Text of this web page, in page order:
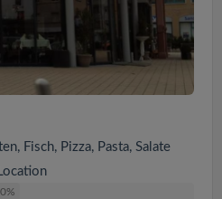
Fisch, Pizza, Pasta, Salate